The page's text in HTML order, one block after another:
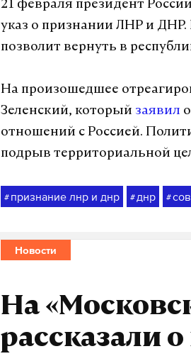
21 февраля президент
указ о признании ЛНР и ДНР.
позволит вернуть в
На произошедшее
Зеленский, который заявил
отношений с Россией.
подрыв территориальной
# признание лнр и днр # днр #
Новости
На
рассказали